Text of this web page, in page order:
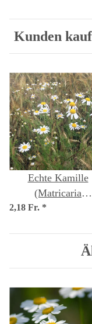
Kunden
Echte Kamille
(Matricaria
chamomilla) Bio
2,18 Fr. *